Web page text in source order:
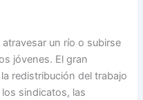
un río o subirse
jóvenes. El gran
redistribución del trabajo
sindicatos, las